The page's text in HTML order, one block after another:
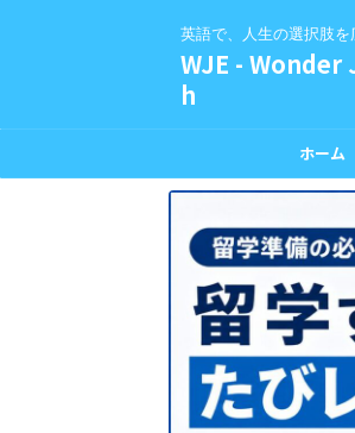
英語で、人生の選択肢を
WJE -
h
ホーム